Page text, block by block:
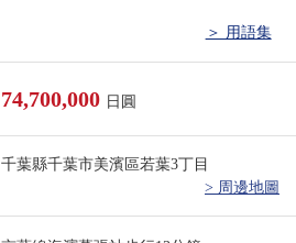
＞ 用語集
74,700,000 日圓
千葉縣千葉市美濱區若葉3丁目
> 周邊地圖